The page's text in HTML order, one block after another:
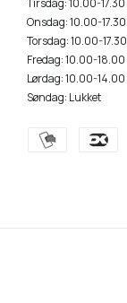
Tirsdag: 10.00-17.30
Onsdag: 10.00-17.30
Torsdag: 10.00-17.30
Fredag: 10.00-18.00
Lørdag: 10.00-14.00
Søndag: Lukket